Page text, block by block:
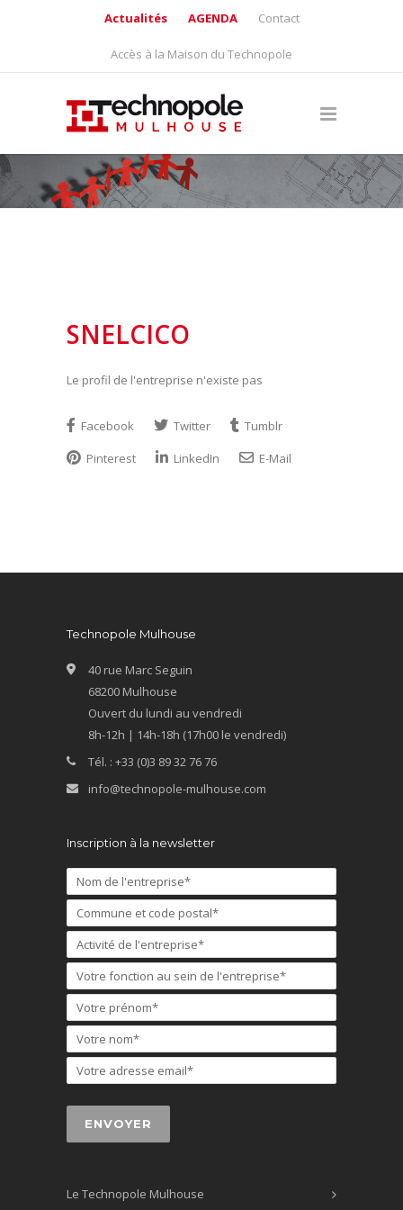
Actualités AGENDA Contact
Accès à la Maison du Technopole
SNELCICO
Le profil de l'entreprise n'existe pas
Facebook Twitter
Tumblr
Pinterest
LinkedIn E-Mail
Technopole Mulhouse
40 rue Marc Seguin
68200 Mulhouse
Ouvert du lundi au vendredi
8h-12h | 14h-18h (17h00 le vendredi)
Tél. : +33 (0)3 89 32 76 76
info@technopole-mulhouse.com
Inscription à la newsletter
Le Technopole Mulhouse